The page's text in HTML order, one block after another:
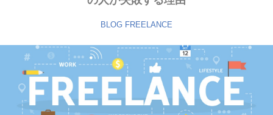
BLOG FREELANCE